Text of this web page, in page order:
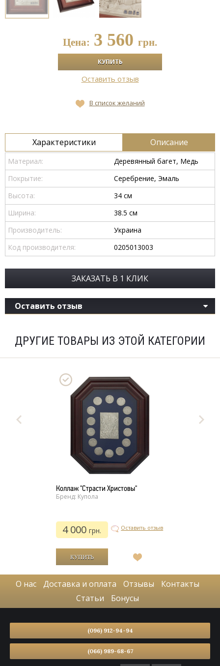
Цена: 3 560 грн.
Оставить отзыв
В список желаний
Характеристики Описание
Материал:
Деревянный багет, Медь
Покрытие:
Серебрение, Эмаль
Высота:
34 см
Ширина:
38.5 см
Производитель:
Украина
Код производителя:
0205013003
ЗАКАЗАТЬ В 1 КЛИК
Оставить отзыв
ДРУГИЕ ТОВАРЫ ИЗ ЭТОЙ КАТЕГОРИИ
Коллаж "Страсти Христовы"
Бренд: Купола
4 000грн. Оставить отзыв
О нас Доставка и оплата Отзывы
Контакты
Статьи
Бонусы
(096) 912-94-94
(066) 989-68-67